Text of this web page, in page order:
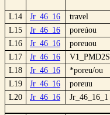
L14 Jr_46_16 travel
L15
Jr_46_16 poreúou
L16
Jr_46_16 poreuou
L17
Jr_46_16 V1_PMD2S
L18
Jr_46_16 *poreu/ou
L19
Jr_46_16 poreuu
L20
Jr_46_16 Jr_46_16_1